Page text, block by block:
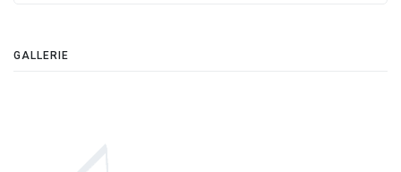
GALLERIE